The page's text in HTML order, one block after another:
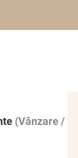
(Vânzare /